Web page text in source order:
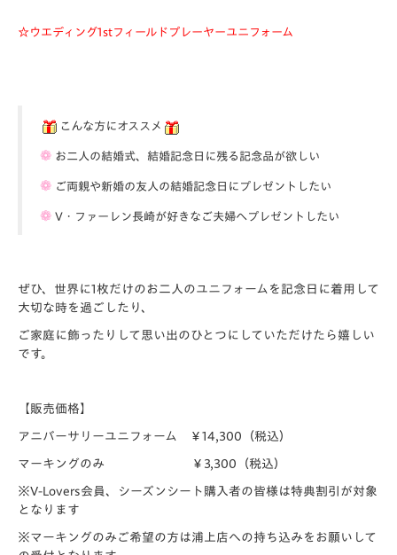
☆ウエディング1stフィールドプレーヤーユニフォーム
こんな方にオススメ
❁ お二人の結婚式、結婚記念日に残る記念品が欲しい
❁ ご両親や新婚の友人の結婚記念日にプレゼントしたい
❁ V・ファーレン長崎が好きなご夫婦へプレゼントしたい
ぜひ、世界に1枚だけのお二人のユニフォームを記念日に着用して
大切な時を過ごしたり、
ご家庭に飾ったりして思い出のひとつにしていただけたら嬉しい
です。
【販売価格】
アニバーサリーユニフォーム ￥14,300（税込）
マーキングのみ ￥3,300（税込）
※V-Lovers会員、シーズンシート購入者の皆様は特典割引が対象
となります
※マーキングのみご希望の方は浦上店への持ち込みをお願いして